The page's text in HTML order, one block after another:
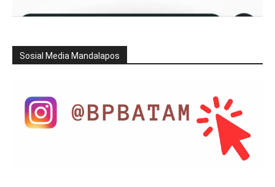
Sosial Media Mandalapos